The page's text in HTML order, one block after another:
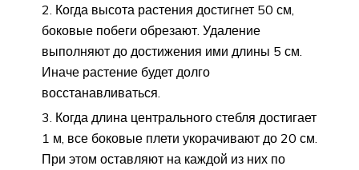
Когда высота растения достигнет 50 см,
боковые побеги обрезают. Удаление
выполняют до достижения ими длины 5 см.
Иначе растение будет долго
восстанавливаться.
Когда длина центрального стебля достигает
1 м, все боковые плети укорачивают до 20 см.
При этом оставляют на каждой из них по